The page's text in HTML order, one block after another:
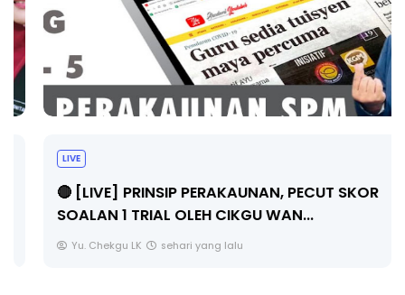
🔴 [LIVE] PRINSIP PERAKAUNAN, PECUT SKOR
SOALAN 1 TRIAL OLEH CIKGU WAN...
Yu. Chekgu LK sehari yang lalu